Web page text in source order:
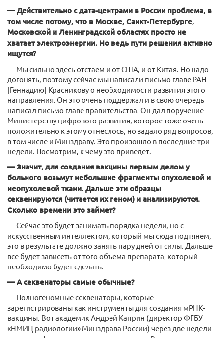
— Действительно с дата-центрами в России проблема, в
том числе потому, что в Москве, Санкт-Петербурге,
Московской и Ленинградской областях просто не
хватает электроэнергии. Но ведь пути решения активно
ищутся?
— Мы сильно здесь отстаем и от США, и от Китая. Но надо
догонять, поэтому сейчас мы написали письмо главе РАН
[Геннадию] Красникову о необходимости развития этого
направления. Он это очень поддержал и в свою очередь
написал письмо главе правительства. Он дал поручение
Министерству цифрового развития, которое тоже очень
положительно к этому отнеслось, но задало ряд вопросов,
в том числе и Минздраву. Это произошло в последние три
недели. Посмотрим, к чему это приведет.
— Значит, для создания вакцины первым делом у
больного возьмут небольшие фрагменты опухолевой и
неопухолевой ткани. Дальше эти образцы
секвенируются (читается их геном) и анализируются.
Сколько времени это займет?
— Сейчас это будет занимать порядка недели, но с
искусственным интеллектом, который мы сюда подтянем,
это в результате должно занять пару дней от силы. Дальше
все будет зависеть от того объема препарата, который
необходимо будет сделать.
— А секвенаторы самые обычные?
— Полногеномные секвенаторы, которые
зарегистрированы как инструменты для создания мРНК-
вакцины. Вот академик Андрей Каприн (директор ФГБУ
«НМИЦ радиологии» Минздрава России) через две недели